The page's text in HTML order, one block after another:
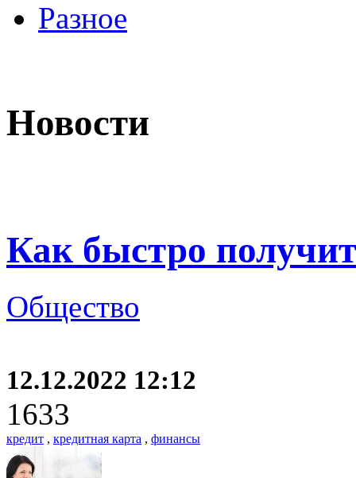
Разное
Новости
Как быстро
Общество
12.12.2022 12:12
1633
кредит , кредитная карта , финансы